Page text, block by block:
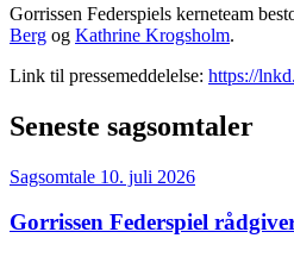
Gorrissen Federspiels kerneteam
Berg og Kathrine Krogsholm.
Link til pressemeddelelse: https://
Seneste sagsomtaler
Sagsomtale 10. juli 2026
Gorrissen Federspiel